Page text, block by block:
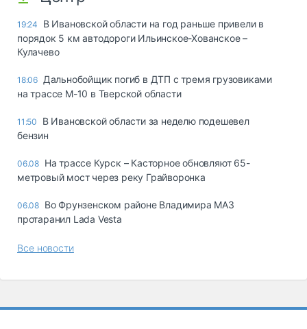
19:24
В Ивановской области на год раньше привели в
порядок 5 км автодороги Ильинское-Хованское –
Кулачево
18:06 Дальнобойщик погиб в ДТП с тремя грузовиками
на трассе М-10 в Тверской области
11:50
В Ивановской области за неделю подешевел
бензин
06.08 На трассе Курск – Касторное обновляют 65-
метровый мост через реку Грайворонка
06.08 Во Фрунзенском районе Владимира МАЗ
протаранил Lada Vesta
Все новости